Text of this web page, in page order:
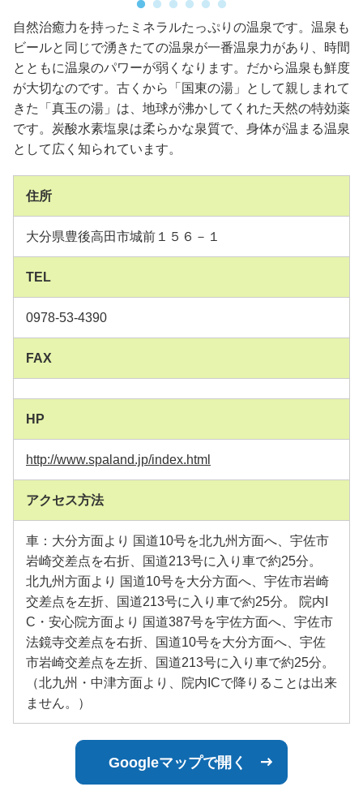
自然治癒力を持ったミネラルたっぷりの温泉です。温泉も
ビールと同じで湧きたての温泉が一番温泉力があり、時間
とともに温泉のパワーが弱くなります。だから温泉も鮮度
が大切なのです。古くから「国東の湯」として親しまれて
きた「真玉の湯」は、地球が沸かしてくれた天然の特効薬
です。炭酸水素塩泉は柔らかな泉質で、身体が温まる温泉
として広く知られています。
住所
大分県豊後高田市城前１５６－１
TEL
0978-53-4390
FAX
HP
http://www.spaland.jp/index.html
アクセス方法
車：大分方面より 国道10号を北九州方面へ、宇佐市
岩崎交差点を右折、国道213号に入り車で約25分。
北九州方面より 国道10号を大分方面へ、宇佐市岩崎
交差点を左折、国道213号に入り車で約25分。 院内I
C・安心院方面より 国道387号を宇佐方面へ、宇佐市
法鏡寺交差点を右折、国道10号を大分方面へ、宇佐
市岩崎交差点を左折、国道213号に入り車で約25分。
（北九州・中津方面より、院内ICで降りることは出来
ません。）
Googleマップで開く